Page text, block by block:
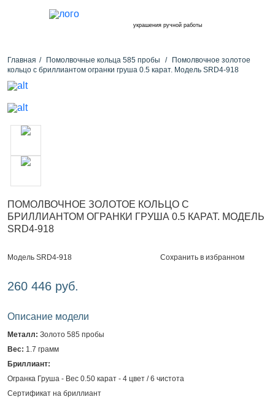
украшения ручной работы
Главная Помолвочные кольца 585 пробы
Помолвочное золотое
кольцо с бриллиантом огранки груша 0.5 карат. Модель SRD4-918
ПОМОЛВОЧНОЕ ЗОЛОТОЕ КОЛЬЦО С
БРИЛЛИАНТОМ ОГРАНКИ ГРУША 0.5 КАРАТ. МОДЕЛЬ
SRD4-918
Модель SRD4-918 Сохранить в избранном
260 446 руб.
Описание модели
Металл: Золото 585 пробы
Вес: 1.7 грамм
Бриллиант:
Огранка Груша - Вес 0.50 карат - 4 цвет / 6 чистота
Сертификат на бриллиант